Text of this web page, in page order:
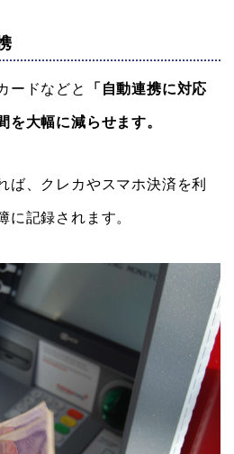
ードなどと 「自動連携に対応
を大幅に減らせます。
ば、クレカやスマホ決済を利
に記録されます。